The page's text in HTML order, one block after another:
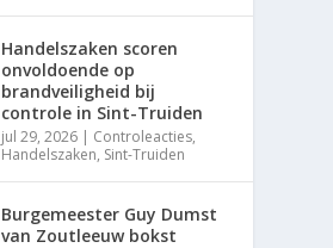
Handelszaken scoren
onvoldoende op
brandveiligheid bij
controle in Sint-Truiden
jul 29, 2026 | Controleacties,
Handelszaken, Sint-Truiden
Burgemeester Guy Dumst
van Zoutleeuw bokst